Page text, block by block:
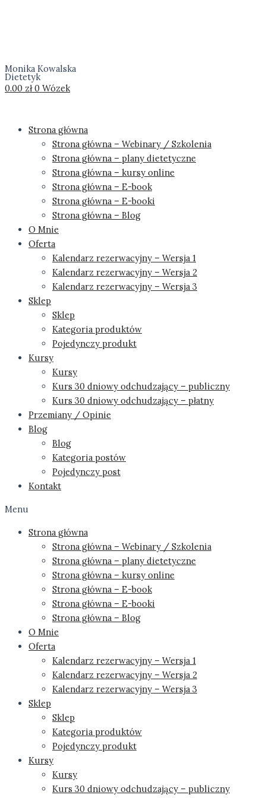
Monika Kowalska
Dietetyk
0.00 zł 0 Wózek
Strona główna
Strona główna – Webinary / Szkolenia
Strona główna – plany dietetyczne
Strona główna – kursy online
Strona główna – E-book
Strona główna – E-booki
Strona główna – Blog
O Mnie
Oferta
Kalendarz rezerwacyjny – Wersja 1
Kalendarz rezerwacyjny – Wersja 2
Kalendarz rezerwacyjny – Wersja 3
Sklep
Sklep
Kategoria produktów
Pojedynczy produkt
Kursy
Kursy
Kurs 30 dniowy odchudzający – publiczny
Kurs 30 dniowy odchudzający – płatny
Przemiany / Opinie
Blog
Blog
Kategoria postów
Pojedynczy post
Kontakt
Menu
Strona główna
Strona główna – Webinary / Szkolenia
Strona główna – plany dietetyczne
Strona główna – kursy online
Strona główna – E-book
Strona główna – E-booki
Strona główna – Blog
O Mnie
Oferta
Kalendarz rezerwacyjny – Wersja 1
Kalendarz rezerwacyjny – Wersja 2
Kalendarz rezerwacyjny – Wersja 3
Sklep
Sklep
Kategoria produktów
Pojedynczy produkt
Kursy
Kursy
Kurs 30 dniowy odchudzający – publiczny